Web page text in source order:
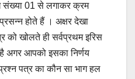
01 से लगाकर क्रम
होते हैं । अक्षर देखा
को खोलते ही सर्वप्रथम इरिस
अगर आपको इसका निर्णय
पत्र का कौन सा भाग हल